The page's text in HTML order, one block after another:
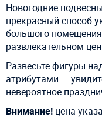
Новогодние
прекрасный способ
большого
развлекательном
Развесьте фигуры
атрибутами —
невероятное
Внимание! цена